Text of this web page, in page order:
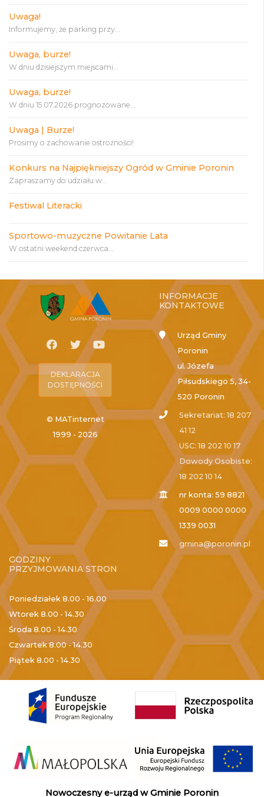
Uwaga!
Informujemy, że parking przy...
Uwaga, burze!
W dniu dzisiejszym miejscami...
Uwaga, burze!
W dniu 15.07.2026 prognozowane...
Uwaga | Burze!
Prosimy o zachowanie ostrożności!
Konkurs na Najpiękniejszy Ogród w Gminie Poronin
Zapraszamy do udziału w...
Festiwal Literacki
Sportowo-muzyczne Powitanie Lata
W ostatni weekend czerwca...
DEKLARACJA
DOSTĘPNOŚCI
© MATinternet
1999 - 2026
INFORMACJE
KONTAKTOWE
Urząd Gminy
Poronin
ul. Józefa
Piłsudskiego 5, 34-
520 Poronin
Sekretariat: 18 207
41 12
USC: 18 202 10 17
Dowody Osobiste:
18 202 10 14
nr konta: 59 8821
0009 0000 0000
1339 0031
gmina@poronin.pl
GODZINY
PRZYJMOWANIA STRON
Poniedziałek 8.00 - 16.00
Wtorek 8.00 - 14.30
Środa 8.00 - 14.30
Czwartek8.00 - 14.30
Piątek 8.00 - 14.30
Nowoczesny e-urząd w Gminie Poronin